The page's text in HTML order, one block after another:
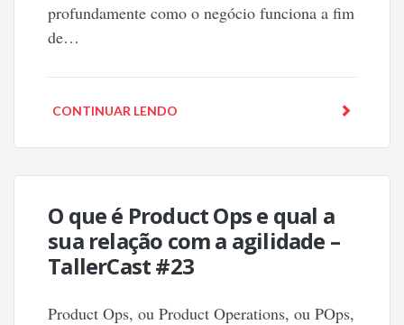
profundamente como o negócio funciona a fim
de…
CONTINUAR LENDO
O que é Product Ops e qual a
sua relação com a agilidade –
TallerCast #23
Product Ops, ou Product Operations, ou POps,